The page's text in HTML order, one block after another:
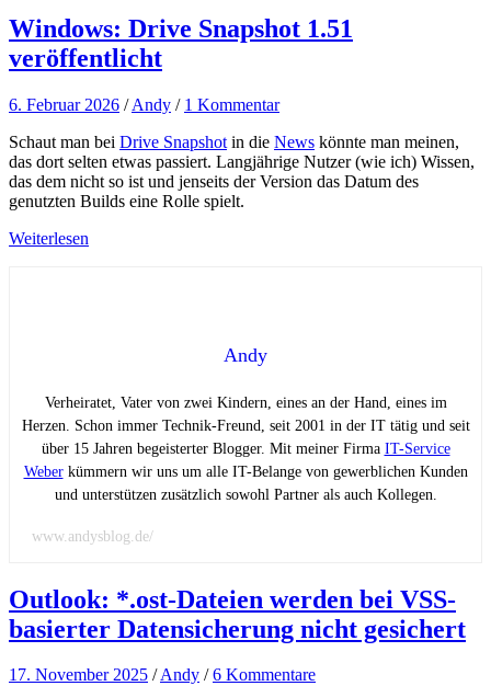
Windows: Drive Snapshot 1.51
veröffentlicht
6. Februar 2026 /Andy / 1 Kommentar
Schaut man bei Drive Snapshot in die News könnte man meinen,
das dort selten etwas passiert. Langjährige Nutzer (wie ich) Wissen,
das dem nicht so ist und jenseits der Version das Datum des
genutzten Builds eine Rolle spielt.
Weiterlesen
Andy
Verheiratet, Vater von zwei Kindern, eines an der Hand, eines im
Herzen. Schon immer Technik-Freund, seit 2001 in der IT tätig und seit
über 15 Jahren begeisterter Blogger. Mit meiner Firma IT-Service
Weberkümmern wir uns um alle IT-Belange von gewerblichen Kunden
und unterstützen zusätzlich sowohl Partner als auch Kollegen.
www.andysblog.de/
Outlook: *.ost-Dateien werden bei VSS-
basierter Datensicherung nicht gesichert
17. November 2025 /Andy /6 Kommentare